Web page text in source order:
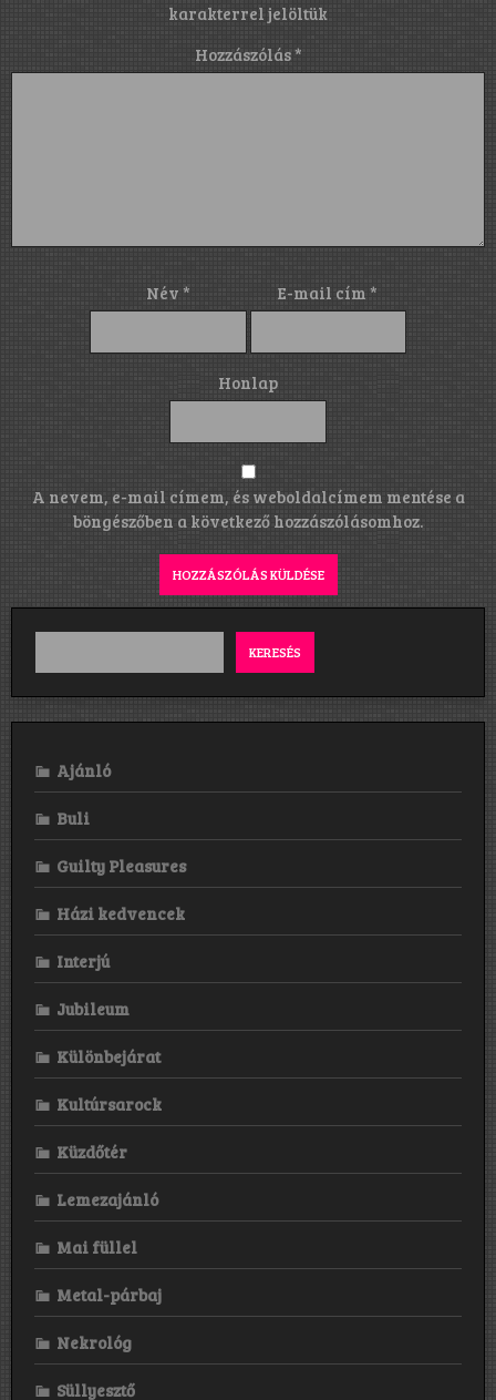
karakterrel jelöltük
Hozzászólás*
Név * E-mail cím*
Honlap
A nevem, e-mail címem, és weboldalcímem mentése a
böngészőben a következő hozzászólásomhoz.
KERESÉS
Ajánló
Buli
Guilty Pleasures
Házi kedvencek
Interjú
Jubileum
Különbejárat
Kultúrsarock
Küzdőtér
Lemezajánló
Mai füllel
Metal-párbaj
Nekrológ
Süllyesztő